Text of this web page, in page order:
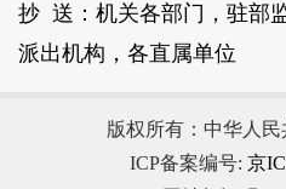
抄 送：机关各部门，驻部
派出机构，各直属单位
版权所有：中华人
ICP备案编号: 京